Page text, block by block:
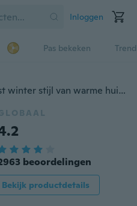
Inloggen
Pas bekeken
Vrouwen nieuwe mode herfst winter stijl van warme huid hakken platte sneeuw scrub schoenen
beoordelingen
Bekijk productdetails